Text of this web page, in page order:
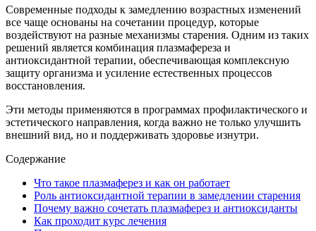
Современные подходы к замедлению возрастных изменений
все чаще основаны на сочетании процедур, которые
воздействуют на разные механизмы старения. Одним из таких
решений является комбинация плазмафереза и
антиоксидантной терапии, обеспечивающая комплексную
защиту организма и усиление естественных процессов
восстановления.
Эти методы применяются в программах профилактического и
эстетического направления, когда важно не только улучшить
внешний вид, но и поддерживать здоровье изнутри.
Содержание
Что такое плазмаферез и как он работает
Роль антиоксидантной терапии в замедлении старения
Почему важно сочетать плазмаферез и антиоксиданты
Как проходит курс лечения